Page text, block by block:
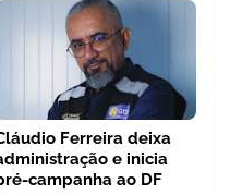
Ferreira deixa
e inicia
campanha ao DF